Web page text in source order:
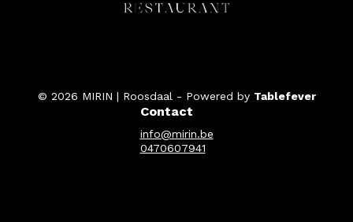
© 2026 MIRIN | Roosdaal - Powered by Tablefever
Contact
info@mirin.be
0470607941